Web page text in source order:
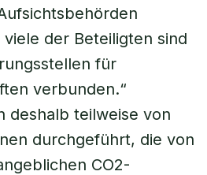
der Beteiligten sind
für
verbunden.“
deshalb teilweise von
durchgeführt, die von
CO2-